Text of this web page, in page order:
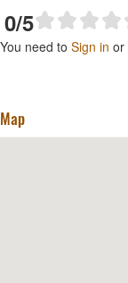
0/5
You need to Sign in or
Map